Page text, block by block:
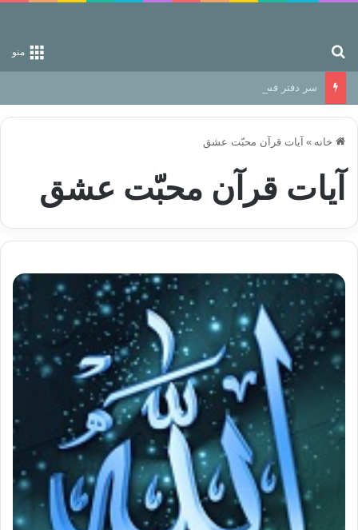
منو
سر دفتر فساد در زمین‌، دوری وکناره‌گیری از راه خداست‌!
خانه » آیات قرآن محبّت عشق
آیات قرآن محبّت عشق